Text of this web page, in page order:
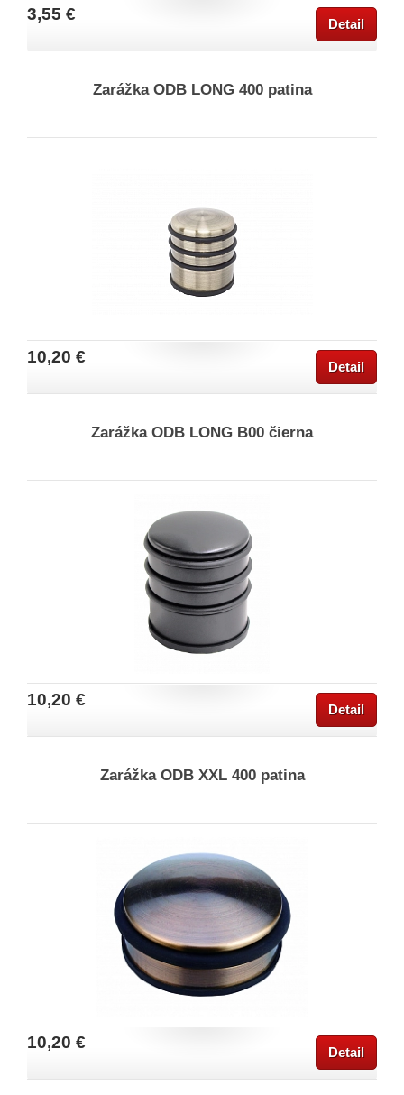
3,55 €
Detail
Zarážka ODB LONG 400 patina
10,20 €
Detail
Zarážka ODB LONG B00 čierna
10,20 €
Detail
Zarážka ODB XXL 400 patina
10,20 €
Detail